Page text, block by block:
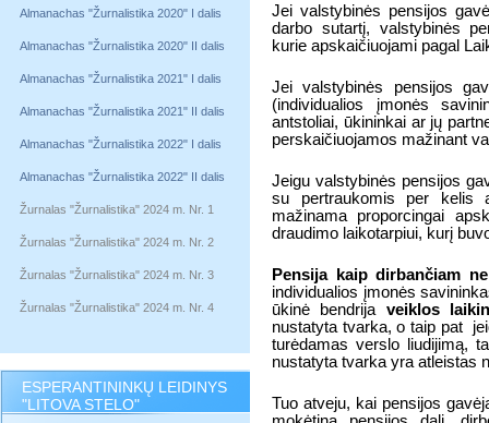
Almanachas "Žurnalistika 2020" I dalis
Almanachas "Žurnalistika 2020" II dalis
Almanachas "Žurnalistika 2021" I dalis
Almanachas "Žurnalistika 2021" II dalis
Almanachas "Žurnalistika 2022" I dalis
Almanachas "Žurnalistika 2022" II dalis
Žurnalas "Žurnalistika" 2024 m. Nr. 1
Žurnalas "Žurnalistika" 2024 m. Nr. 2
Žurnalas "Žurnalistika" 2024 m. Nr. 3
Žurnalas "Žurnalistika" 2024 m. Nr. 4
ESPERANTININKŲ LEIDINYS
"LITOVA STELO"
Jei valstybinės pensijos
darbo sutartį, valstybinės
kurie apskaičiuojami pagal
Jei valstybinės pensijos
(individualios įmonės
antstoliai, ūkininkai ar jų
perskaičiuojamos mažinant
Jeigu valstybinės pensijos
su pertraukomis per kelis
mažinama proporcingai
draudimo laikotarpiui, kurį
Pensija kaip dirbančiam
individualios įmonės
ūkinė bendrija veiklos
nustatyta tvarka, o taip pat
turėdamas verslo liudijimą,
nustatyta tvarka yra atleistas
Tuo atveju, kai pensijos